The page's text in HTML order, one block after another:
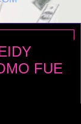
FUE